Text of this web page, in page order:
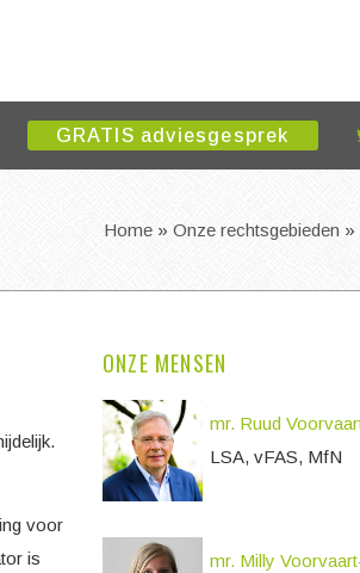
GRATIS adviesgesprek
Home » Onze rechtsgebieden »
voor
is
ONZE MENSEN
mr. Ruud
LSA, vFAS, MfN
mr. Milly